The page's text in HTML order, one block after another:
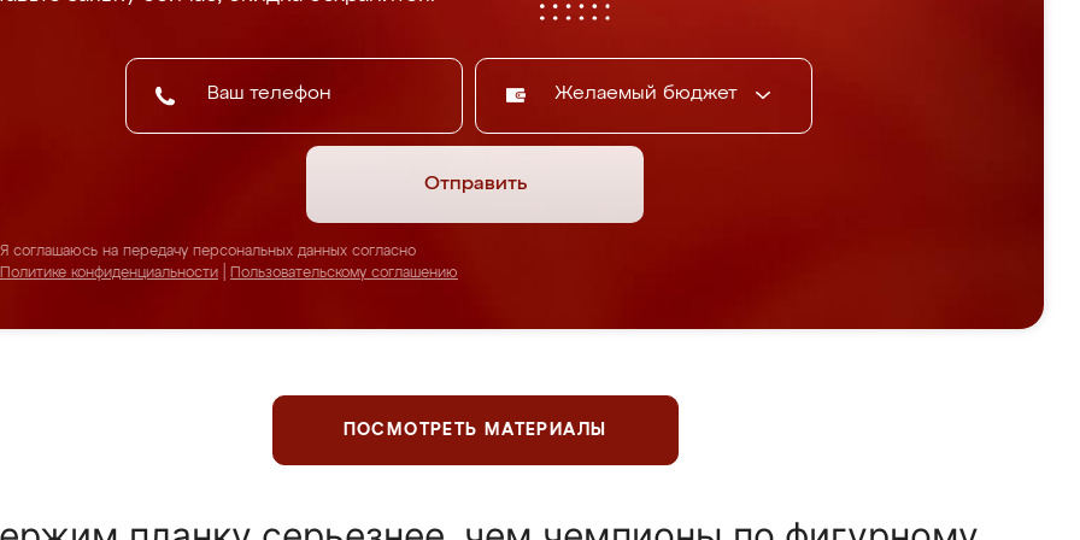
Желаемый бюджет
Отправить
Я соглашаюсь на передачу персональных данных согласно
Политике конфиденциальности
Пользовательскому соглашению
ПОСМОТРЕТЬ МАТЕРИАЛЫ